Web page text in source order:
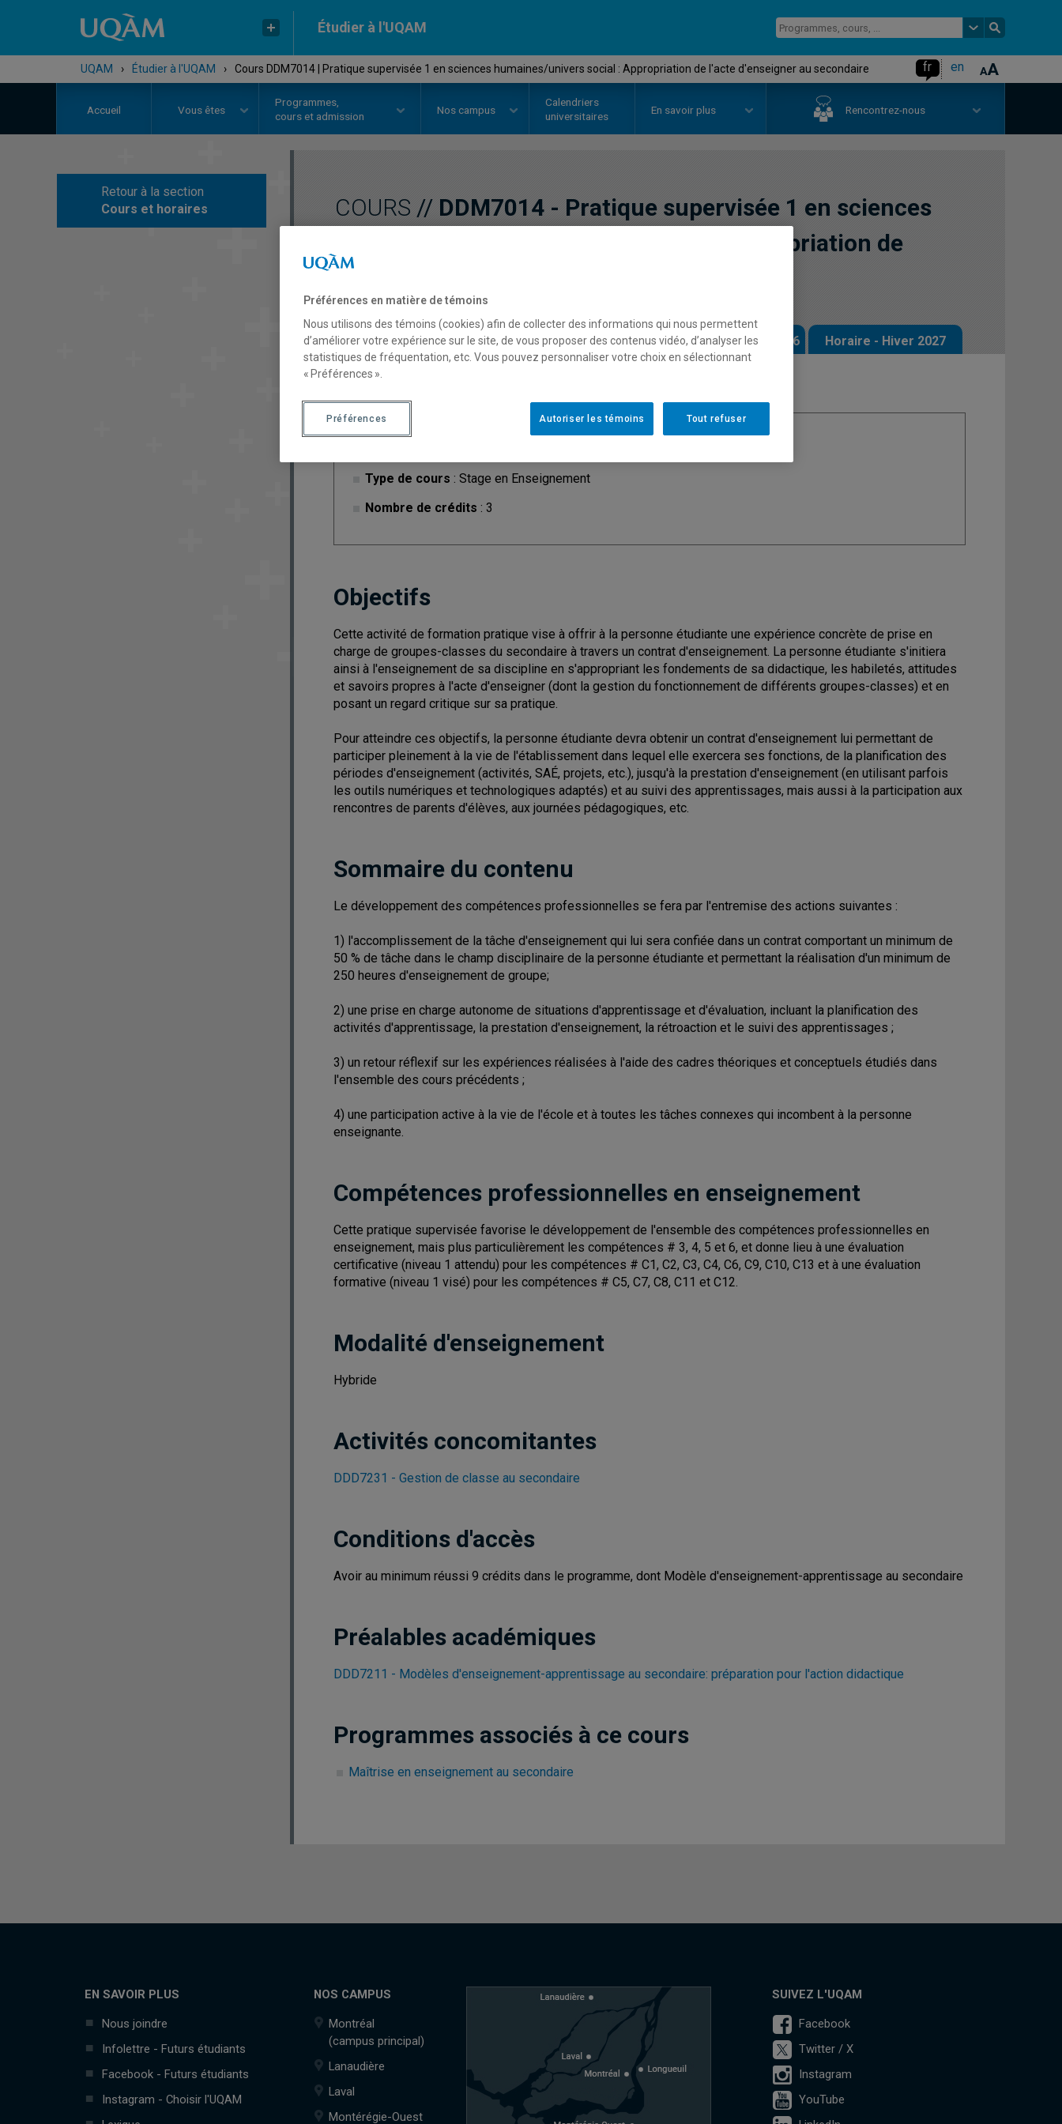
Étudier à l'UQAM
UQAM › Étudier à l'UQAM › Cours DDM7014 | Pratique supervisée 1 en sciences humaines/univers social : Appropriation de l'acte d'enseigner au secondaire fr en
Accueil Vous êtes
Programmes,
cours et admission
Nos campus
Calendriers
universitaires
En savoir plus Rencontrez-nous
Retour à la section
Cours et horaires
COURS // DDM7014 - Pratique supervisée 1 en sciences
humaines/univers social : Appropriation de
Description Horaire - Été 2026 Horaire - Automne 2026 Horaire - Hiver 2027
Type de cours : Stage en Enseignement
Nombre de crédits : 3
Objectifs
Cette activité de formation pratique vise à offrir à la personne étudiante une expérience concrète de prise en
charge de groupes-classes du secondaire à travers un contrat d'enseignement. La personne étudiante s'initiera
ainsi à l'enseignement de sa discipline en s'appropriant les fondements de sa didactique, les habiletés, attitudes
et savoirs propres à l'acte d'enseigner (dont la gestion du fonctionnement de différents groupes-classes) et en
posant un regard critique sur sa pratique.
Pour atteindre ces objectifs, la personne étudiante devra obtenir un contrat d'enseignement lui permettant de
participer pleinement à la vie de l'établissement dans lequel elle exercera ses fonctions, de la planification des
périodes d'enseignement (activités, SAÉ, projets, etc.), jusqu'à la prestation d'enseignement (en utilisant parfois
les outils numériques et technologiques adaptés) et au suivi des apprentissages, mais aussi à la participation aux
rencontres de parents d'élèves, aux journées pédagogiques, etc.
Sommaire du contenu
Le développement des compétences professionnelles se fera par l'entremise des actions suivantes :
1) l'accomplissement de la tâche d'enseignement qui lui sera confiée dans un contrat comportant un minimum de
50 % de tâche dans le champ disciplinaire de la personne étudiante et permettant la réalisation d'un minimum de
250 heures d'enseignement de groupe;
2) une prise en charge autonome de situations d'apprentissage et d'évaluation, incluant la planification des
activités d'apprentissage, la prestation d'enseignement, la rétroaction et le suivi des apprentissages ;
3) un retour réflexif sur les expériences réalisées à l'aide des cadres théoriques et conceptuels étudiés dans
l'ensemble des cours précédents ;
4) une participation active à la vie de l'école et à toutes les tâches connexes qui incombent à la personne
enseignante.
Compétences professionnelles en enseignement
Cette pratique supervisée favorise le développement de l'ensemble des compétences professionnelles en
enseignement, mais plus particulièrement les compétences # 3, 4, 5 et 6, et donne lieu à une évaluation
certificative (niveau 1 attendu) pour les compétences # C1, C2, C3, C4, C6, C9, C10, C13 et à une évaluation
formative (niveau 1 visé) pour les compétences # C5, C7, C8, C11 et C12.
Modalité d'enseignement
Hybride
Activités concomitantes
DDD7231 - Gestion de classe au secondaire
Conditions d'accès
Avoir au minimum réussi 9 crédits dans le programme, dont Modèle d'enseignement-apprentissage au secondaire
Préalables académiques
DDD7211 - Modèles d'enseignement-apprentissage au secondaire: préparation pour l'action didactique
Programmes associés à ce cours
Maîtrise en enseignement au secondaire
EN SAVOIR PLUS
Nous joindre
Infolettre - Futurs étudiants
Facebook - Futurs étudiants
Instagram - Choisir l'UQAM
NOS CAMPUS
Montréal
(campus principal)
Lanaudière
Laval
Montérégie-Ouest
SUIVEZ L'UQAM
Facebook
Twitter / X
Instagram
YouTube
Préférences en matière de témoins
Nous utilisons des témoins (cookies) afin de collecter des informations qui nous permettent
d’améliorer votre expérience sur le site, de vous proposer des contenus vidéo, d’analyser les
statistiques de fréquentation, etc. Vous pouvez personnaliser votre choix en sélectionnant
« Préférences ».
Tout refuser
Autoriser les témoins
Préférences